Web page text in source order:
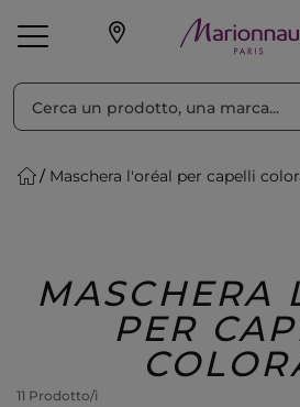
Make-up Profumi
Maschera l'oréal per capelli
MASCHERA
PER
11 Prodotto/i
Ordina per